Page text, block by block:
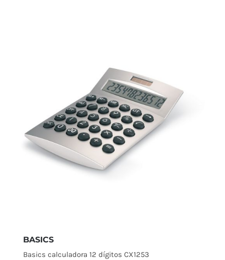
BASICS
Basics calculadora 12 dígitos CX1253